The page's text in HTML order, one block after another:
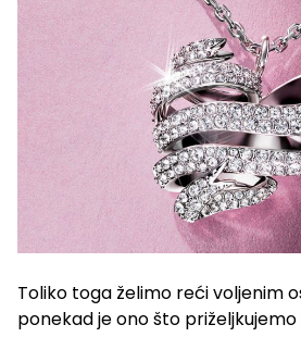
Toliko toga želimo reći voljenim
ponekad je ono što